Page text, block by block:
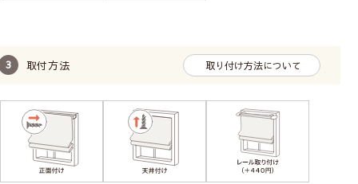
取付方法 取り付け方法について